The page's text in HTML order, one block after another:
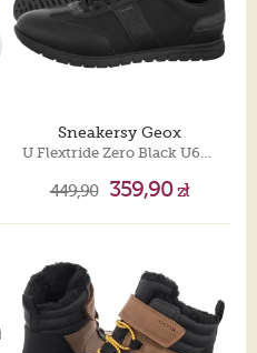
Sneakersy Geox
449,90 359,90zł